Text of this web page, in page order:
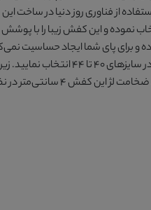
از فناوری روز دنیا در ساخت این
نموده و این کفش زیبا را با
برای پای شما ایجاد حساسیت
40 تا 44 انتخاب نمایید. زیره این
و دارای 800 گرم وزن می باشد.